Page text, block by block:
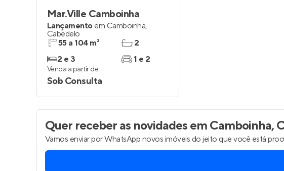
Mar.Ville Camboinha
Lançamento em Camboinha,
Cabedelo
55 a 104 m²
2 e 3
2
1 e 2
Venda a partir de
Sob Consulta
Quer receber as novidadesem Camboinha,
Vamos enviar por WhatsApp novos imóveis do jeito que você está